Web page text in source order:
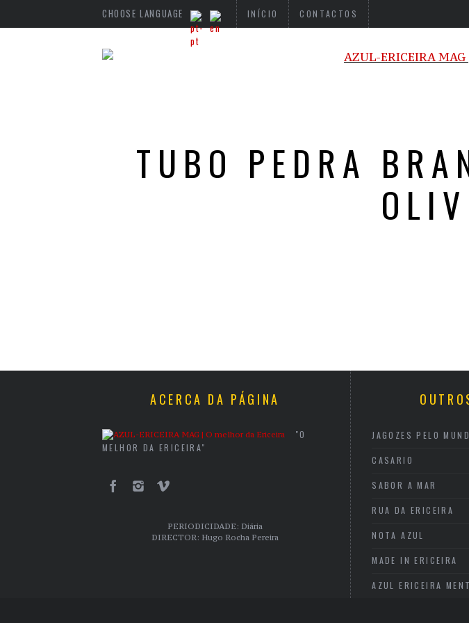
CHOOSE LANGUAGE INÍCIO CONTACTOS
TUBO PEDRA
ACERCA DA PÁGINA
"O
MELHOR DA ERICEIRA"
PERIODICIDADE: Diária
DIRECTOR: Hugo Rocha Pereira
JAGOZES PELO
CASARIO
SABOR A MAR
RUA DA ERICEIRA
NOTA AZUL
MADE IN ERICEIRA
AZUL ERICEIRA